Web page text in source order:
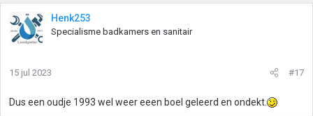
Henk253
Specialisme badkamers en sanitair
15 jul 2023 #17
Dus een oudje 1993 wel weer eeen boel geleerd en ondekt.